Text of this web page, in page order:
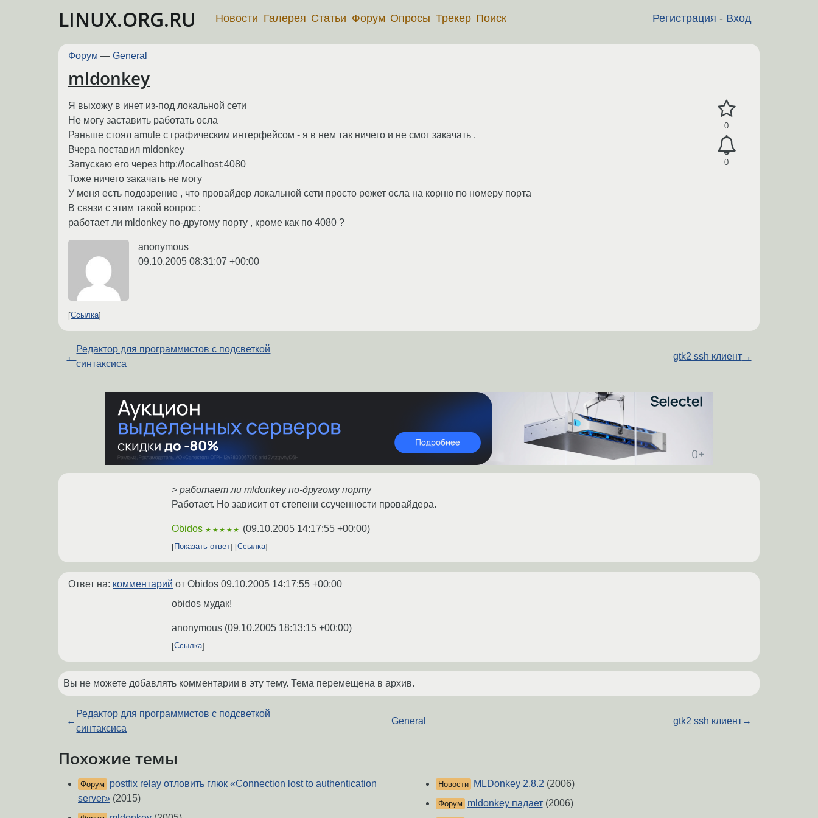
LINUX.ORG.RU Регистрация - Вход
Новости Галерея Статьи Форум Опросы Трекер Поиск
Форум — General
mldonkey
0
0
Я выхожу в инет из-под локальной сети
Не могу заставить работать осла
Раньше стоял amule с графическим интерфейсом - я в нем так ничего и не смог закачать .
Вчера поставил mldonkey
Запускаю его через http://localhost:4080
Тоже ничего закачать не могу
У меня есть подозрение , что провайдер локальной сети просто режет осла на корню по номеру порта
В связи с этим такой вопрос :
работает ли mldonkey по-другому порту , кроме как по 4080 ?
anonymous
09.10.2005 08:31:07 +00:00
Ссылка
←
Редактор для программистов с подсветкой
синтаксиса
gtk2 ssh клиент→
> работает ли mldonkey по-другому порту
Работает. Но зависит от степени ссученности провайдера.
Obidos ★★★★★ (09.10.2005 14:17:55 +00:00)
Показать ответ Ссылка
Ответ на: комментарий от Obidos 09.10.2005 14:17:55 +00:00
obidos мудак!
anonymous (09.10.2005 18:13:15 +00:00)
Ссылка
Вы не можете добавлять комментарии в эту тему. Тема перемещена в архив.
←
Редактор для программистов с подсветкой
синтаксиса
General gtk2 ssh клиент→
Похожие темы
Форум
postfix relay отловить глюк «Connection lost to authentication
server» (2015)
Новости MLDonkey 2.8.2 (2006)
Форум mldonkey падает(2006)